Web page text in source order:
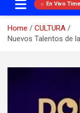
En Vivo
Home
CULTURA
Nuevos Talentos de